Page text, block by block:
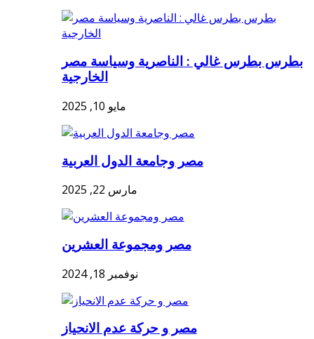
بطرس بطرس غالي : الناصرية وسياسة مصر
الخارجية
مايو 10, 2025
مصر وجامعة الدول العربية
مارس 22, 2025
مصر ومجموعة العشرين
نوفمبر 18, 2024
مصر و حركة عدم الانحياز